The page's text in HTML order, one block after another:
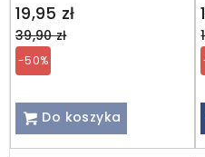
19,95 zł
Regular
price
39,90 zł
-50%
Do koszyka